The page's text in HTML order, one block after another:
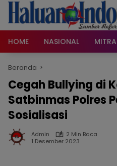
Langsung
konten
HOME
NASIONAL
Beranda
Cegah Bullying di
Satbinmas Polres
Sosialisasi
Admin
2 Min Baca
1 Desember 2023